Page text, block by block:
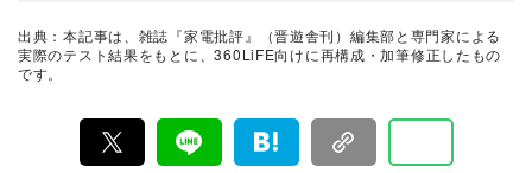
検証機関が実機テストを行い、価格やブランドに惑わさ
れることなく製品の本質的な性能を見極め、その良し悪
出典：本記事は、雑誌『家電批評』（晋遊舎刊）編集部と専門家による
実際のテスト結果をもとに、360LiFE向けに再構成・加筆修正したもの
です。